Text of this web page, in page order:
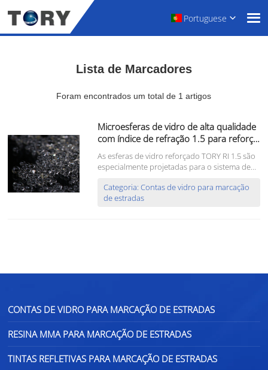
Portuguese
Lista de Marcadores
Foram encontrados um total de 1 artigos
Microesferas de vidro de alta qualidade
com índice de refração 1.5 para reforço
em pintura de sinalização viária.
As esferas de vidro reforçado TORY RI 1.5 são
especialmente projetadas para o sistema de
Com formulação de composição única, seu
tempo de resistência à abrasão dura 2 vezes
Categoria: Contas de vidro para marcação
de estradas
CONTAS DE VIDRO PARA MARCAÇÃO DE ESTRADAS
RESINA MMA PARA MARCAÇÃO DE ESTRADAS
TINTAS REFLETIVAS PARA MARCAÇÃO DE ESTRADAS